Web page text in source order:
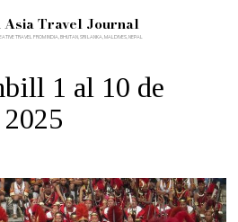
Asia Travel Journal
1 al 10 de